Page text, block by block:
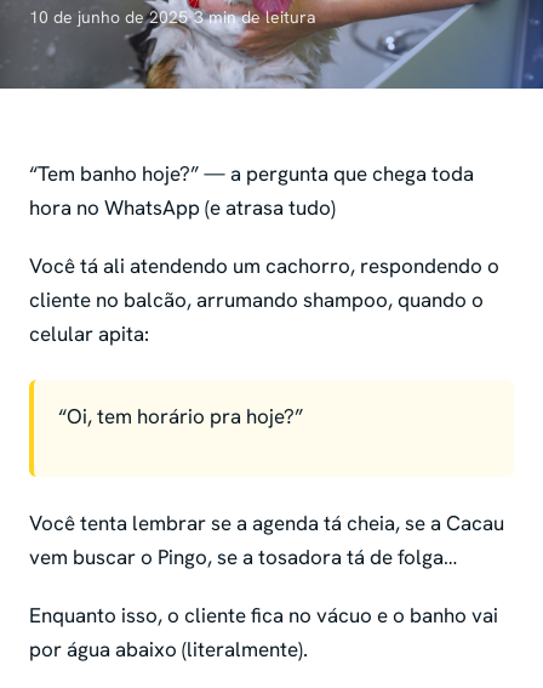
10 de junho de 2025·3 min de leitura
“Tem banho hoje?” — a pergunta que chega toda
hora no WhatsApp (e atrasa tudo)
Você tá ali atendendo um cachorro, respondendo o
cliente no balcão, arrumando shampoo, quando o
celular apita:
“Oi, tem horário pra hoje?”
Você tenta lembrar se a agenda tá cheia, se a Cacau
vem buscar o Pingo, se a tosadora tá de folga…
Enquanto isso, o cliente fica no vácuo e o banho vai
por água abaixo (literalmente).